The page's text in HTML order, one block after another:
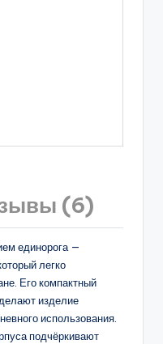
(6)
единорога —
легко
Его компактный
изделие
использования.
подчёркивают